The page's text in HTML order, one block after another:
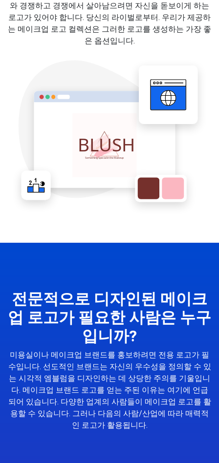
와 경쟁하고 경쟁에서 살아남으려면 자신을 돋보이게 하는
로고가 있어야 합니다. 당신의 라이벌로부터. 우리가 제공하
는 메이크업 로고 컬렉션은 그러한 로고를 생성하는 가장 좋
은 옵션입니다.
전문적으로 디자인된 메이크
업 로고가 필요한 사람은 누구
입니까?
미용실이나 메이크업 브랜드를 홍보하려면 전용 로고가 필
수입니다. 선도적인 브랜드는 자신의 우수성을 정의할 수 있
는 시각적 엠블럼을 디자인하는 데 상당한 주의를 기울입니
다. 메이크업 브랜드 로고를 얻는 주된 이유는 여기에 언급
되어 있습니다. 다양한 업계의 사람들이 메이크업 로고를 활
용할 수 있습니다. 그러나 다음의 사람/산업에 따라 매력적
인 로고가 활용됩니다.